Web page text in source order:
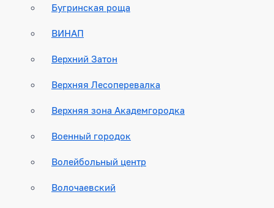
Бугринская роща
ВИНАП
Верхний Затон
Верхняя Лесоперевалка
Верхняя зона Академгородка
Военный городок
Волейбольный центр
Волочаевский